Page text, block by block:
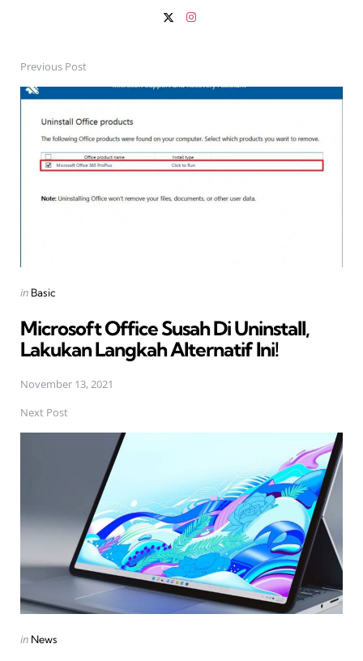
Post
navigation
Previous Post
Posted
in Basic
Microsoft Office Susah Di Uninstall,
Lakukan Langkah Alternatif Ini!
November 13, 2021
Next Post
Posted
in News